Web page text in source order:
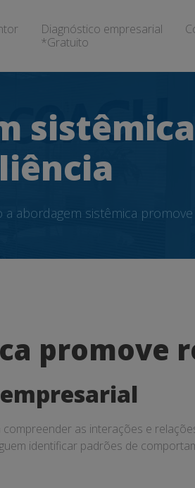
Diagnóstico empresarial
*Gratuito
a abordagem sistêmica
promove
as interações e
identificar padrões de